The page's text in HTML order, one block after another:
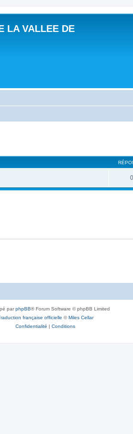
LA VALLEE DE
0
parphpBB® Forum Software © phpBB Limited
française officielle ©Miles Cellar
Confidentialité | Conditions